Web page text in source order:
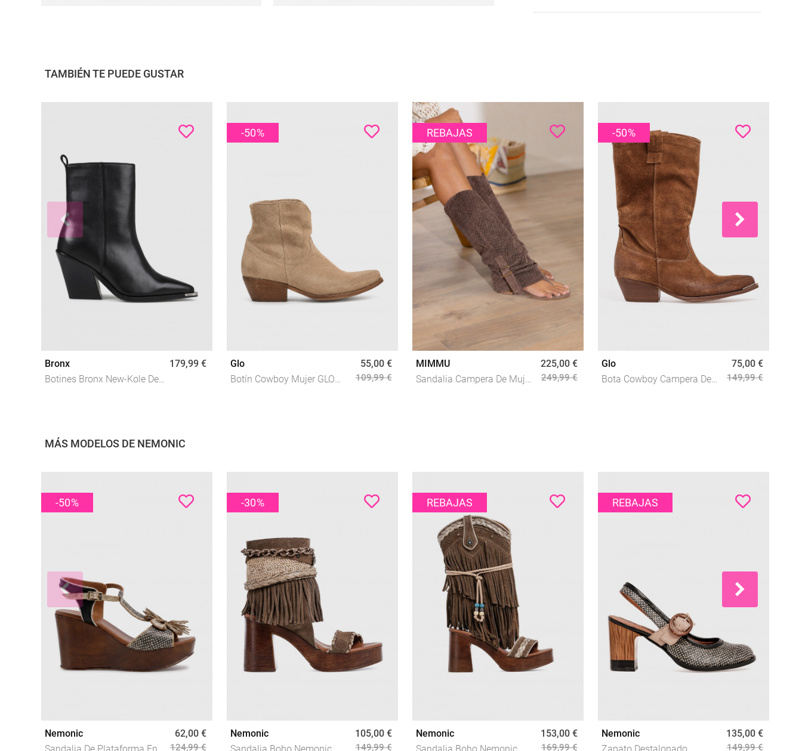
TAMBIÉN TE PUEDE GUSTAR
Bronx
Botines Bronx New-Kole De
179,99 €
-50%
Glo
Botín Cowboy Mujer GLO
55,00 €
109,99 €
REBAJAS
MIMMU
Sandalia Campera De Mujer
225,00 €
249,99 €
-50%
Glo
Bota Cowboy Campera De
75,00 €
149,99 €
MÁS MODELOS DE NEMONIC
-50%
Nemonic
62,00 €
124,99 €
-30%
Nemonic
105,00 €
149,99 €
REBAJAS
Nemonic
153,00 €
169,99 €
REBAJAS
Nemonic
135,00 €
149,99 €